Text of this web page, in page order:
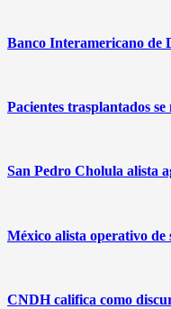
Banco Interamericano de
Pacientes trasplantados
San Pedro Cholula alista
México alista operativo de
CNDH califica como